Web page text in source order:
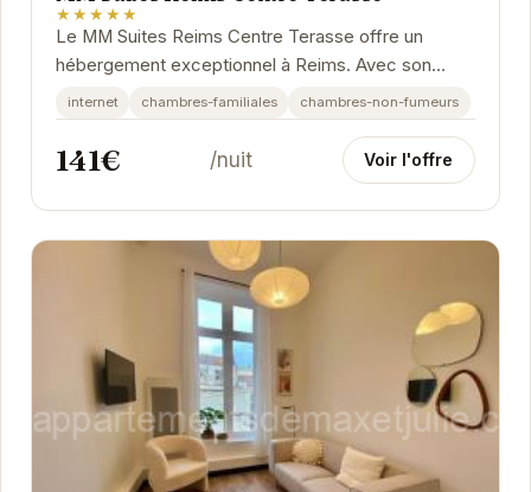
★★★★★
Le MM Suites Reims Centre Terasse offre un
hébergement exceptionnel à Reims. Avec son
emplacement central et ses équipements
modernes, il est...
internet chambres-familiales chambres-non-fumeurs
141€ /nuit Voir l'offre